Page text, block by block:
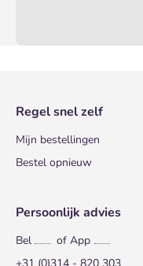
Regel snel zelf
Mijn bestellingen
Bestel opnieuw
Persoonlijk advies
Bel
of App